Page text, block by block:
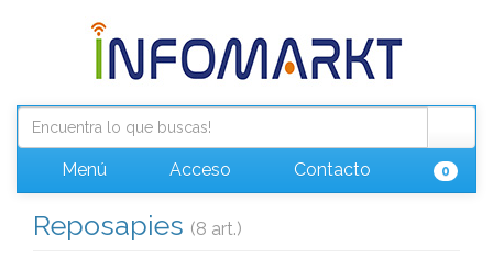
Menú Acceso Contacto 0
Reposapies (8 art.)